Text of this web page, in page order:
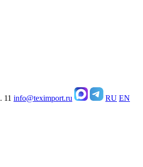
11 info@teximport.ru RU EN